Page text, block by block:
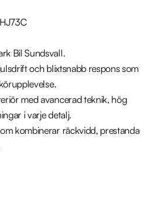
Bil Sundsvall.
och blixtsnabb respons som
med avancerad teknik, hög
i varje detalj.
kombinerar räckvidd, prestanda